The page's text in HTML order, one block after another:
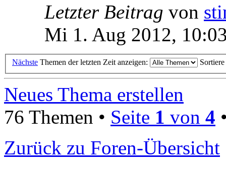
Letzter Beitrag von
Mi 1. Aug 2012,
Nächste Themen der letzten Zeit anzeigen:
Neues Thema erstellen
76 Themen • Seite 1 von 4
Zurück zu Foren-Übersicht